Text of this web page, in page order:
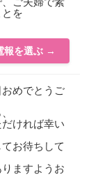
を
報を選ぶ →
めでとうご
ければ幸い
お待ちして
ますようお